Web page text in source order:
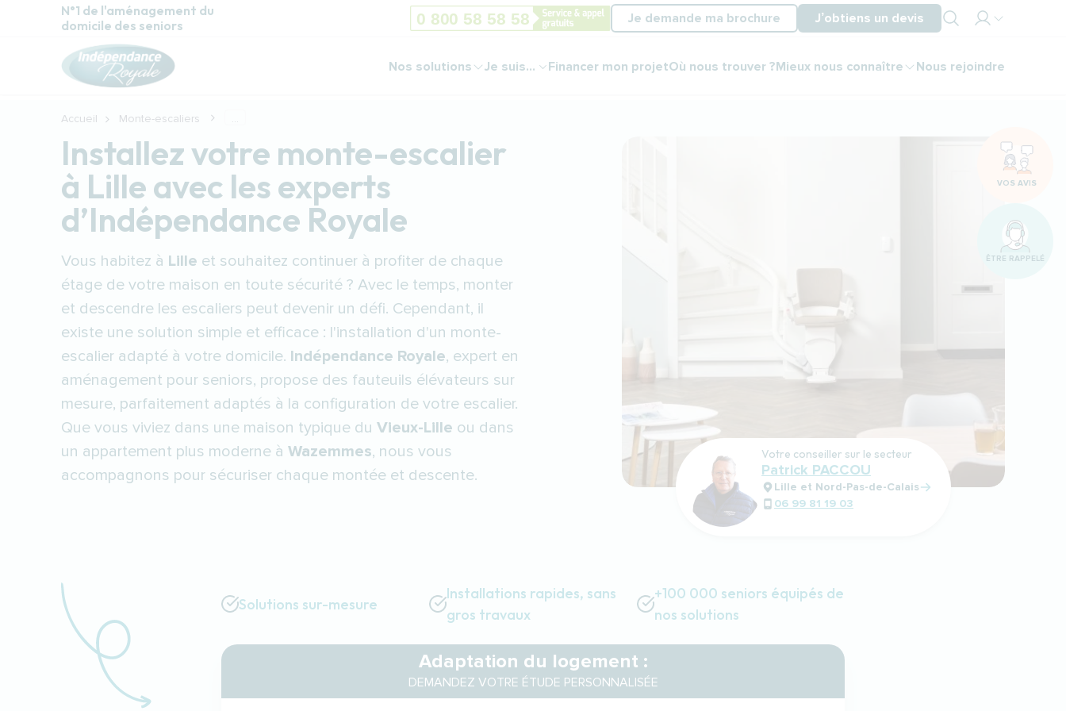
Aller au contenu principal
N°1 de l'aménagement du
domicile des seniors
Je demande ma brochure
J’obtiens un devis
espace
Nos solutions Je suis... Financer mon projetOù nous trouver ?Mieux nous connaître Nous rejoindre
Accueil Monte-escaliers ...
Installez votre monte-escalier
à Lille avec les experts
d’Indépendance Royale
Vous habitez à Lille et souhaitez continuer à profiter de chaque
étage de votre maison en toute sécurité ? Avec le temps, monter
et descendre les escaliers peut devenir un défi. Cependant, il
existe une solution simple et efficace : l'installation d'un monte-
escalier adapté à votre domicile. Indépendance Royale, expert en
aménagement pour seniors, propose des fauteuils élévateurs sur
mesure, parfaitement adaptés à la configuration de votre escalier.
Que vous viviez dans une maison typique du Vieux-Lille ou dans
un appartement plus moderne à Wazemmes, nous vous
accompagnons pour sécuriser chaque montée et descente.
Votre conseiller sur le secteur
Patrick PACCOU
Lille et Nord-Pas-de-Calais
06 99 81 19 03
Solutions sur-mesure
Installations rapides, sans
gros travaux
+100 000 seniors équipés de
nos solutions
Adaptation du logement :
DEMANDEZ VOTRE ÉTUDE PERSONNALISÉE
VOS AVIS
ÊTRE RAPPELÉ